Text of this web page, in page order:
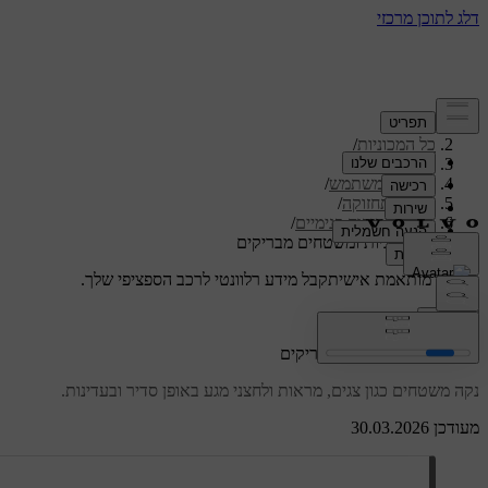
תמיכה/
כל המכוניות/
S60 2024
/
מדריך למשתמש/
טיפול ותחזוקה/
ניקוי וטיפוח פנימיים/
ניקוי זגוגיות ומשטחים מבריקים
תמיכה מותאמת אישיתקבל מידע רלוונטי לרכב הספציפי שלך.
מעודכן 30.03.2026
ניקוי זגוגיות ומשטחים מבריקים
נקה משטחים כגון צגים, מראות ולחצני מגע באופן סדיר ובעדינות.